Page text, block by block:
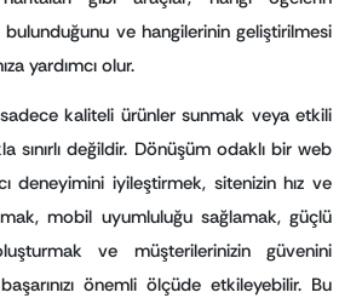
ve hangilerinin geliştirilmesi
yardımcı olur.
kaliteli ürünler sunmak veya etkili
sınırlı değildir. Dönüşüm odaklı bir web
deneyimini iyileştirmek, sitenizin hız ve
mobil uyumluluğu sağlamak, güçlü
ve müşterilerinizin güvenini
önemli ölçüde etkileyebilir. Bu